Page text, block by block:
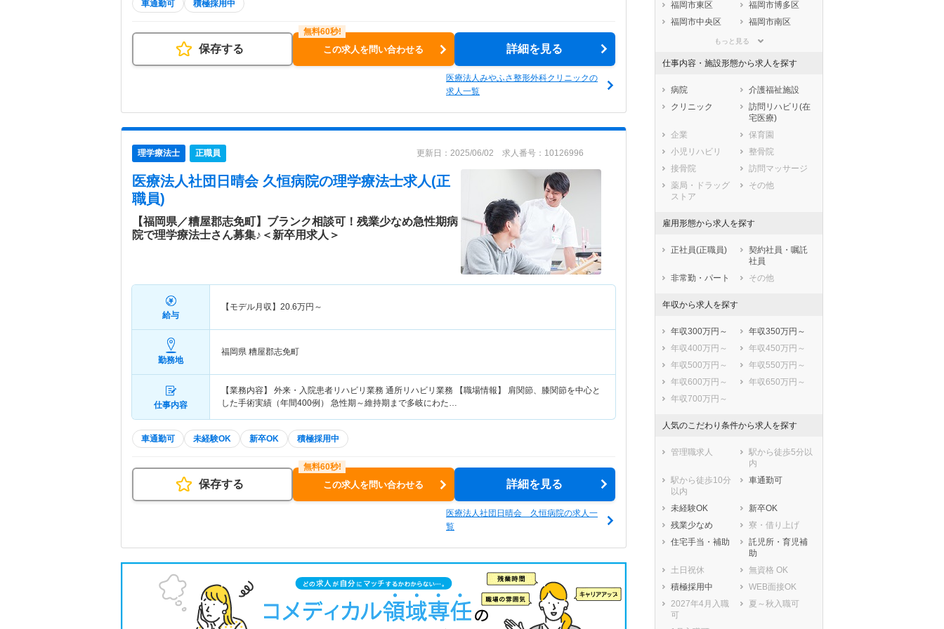
車通勤可 積極採用中
保存する この求人を問い合わせる 詳細を見る
医療法人みやふさ整形外科クリニックの
求人一覧
理学療法士 正職員 更新日：2025/06/02 求人番号：10126996
医療法人社団日晴会 久恒病院の理学療法士求人(正
職員)
【福岡県／糟屋郡志免町】ブランク相談可！残業少なめ急性期病
院で理学療法士さん募集♪＜新卒用求人＞
給与
【モデル月収】 20.6万円～
勤務地
福岡県 糟屋郡志免町
仕事内容
【業務内容】 外来・入院患者リハビリ業務 通所リハビリ業務 【職場情報】 肩関節、膝関節を中心と
した手術実績（年間400例） 急性期～維持期まで多岐にわた…
車通勤可 未経験OK 新卒OK 積極採用中
保存する この求人を問い合わせる 詳細を見る
医療法人社団日晴会 久恒病院の求人一
覧
静岡県 愛知県
三重県
滋賀県
京都府
大阪府
奈良県
香川県
愛媛県
高知県
福岡県
佐賀県
長崎県
宮崎県
鹿児島県
沖縄県
福岡市東区
福岡市博多区
福岡市中央区
福岡市南区
福岡市城南区
北九州市門司区
北九州市若松区
北九州市戸畑区
北九州市小倉北
区
北九州市小倉南
区
北九州市八幡東
区
北九州市八幡西
区
市部
直方市
飯塚市
筑後市
大川市
行橋市
小郡市
春日市
大野城市
宗像市
太宰府市
古賀市
福津市
うきは市
宮若市
嘉麻市
那珂川市
糟屋郡宇美町
糟屋郡新宮町
糟屋郡久山町
糟屋郡粕屋町
遠賀郡芦屋町
遠賀郡岡垣町
遠賀郡遠賀町
鞍手郡小竹町
鞍手郡鞍手町
嘉穂郡桂川町
朝倉郡筑前町
田川郡糸田町
もっと見る
仕事内容・施設形態から求人を探す
病院
介護福祉施設
クリニック
訪問リハビリ(在
宅医療)
企業
保育園
小児リハビリ
整骨院
接骨院
訪問マッサージ
薬局・ドラッグ
ストア
その他
雇用形態から求人を探す
正社員(正職員)
契約社員・嘱託
社員
非常勤・パート
その他
年収から求人を探す
年収300万円～
年収350万円～
年収400万円～
年収450万円～
年収500万円～
年収550万円～
年収600万円～
年収650万円～
年収700万円～
人気のこだわり条件から求人を探す
管理職求人
駅から徒歩5分以
内
駅から徒歩10分
以内
車通勤可
未経験OK
新卒OK
残業少なめ
寮・借り上げ
住宅手当・補助
託児所・育児補
助
土日祝休
無資格 OK
積極採用中
WEB面接OK
2027年4月入職
可
夏～秋入職可